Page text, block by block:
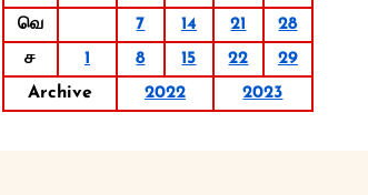
வெ
7 14 21
28
ச
1 8 15 22
29
Archive
2022 2023